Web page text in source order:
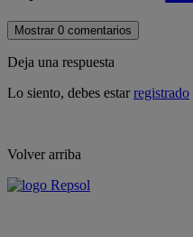
Mostrar 0 comentarios
Deja una respuesta
Lo siento, debes estarregistrado
Volver arriba